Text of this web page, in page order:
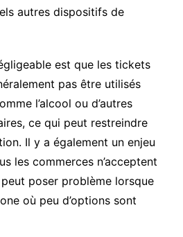
autres dispositifs de
est que les tickets
pas être utilisés
l’alcool ou d’autres
ce qui peut restreindre
Il y a également un enjeu
les commerces n’acceptent
poser problème lorsque
où peu d’options sont